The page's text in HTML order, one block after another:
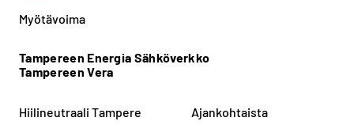
Myötävoima
Tampereen Energia Sähköverkko
Tampereen Vera
Hiilineutraali Tampere Ajankohtaista